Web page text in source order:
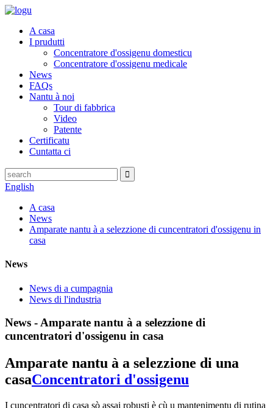
A casa
I prudutti
Concentratore d'ossigenu domesticu
Concentratore d'ossigenu medicale
News
FAQs
Nantu à noi
Tour di fabbrica
Video
Patente
Certificatu
Cuntatta ci
English
A casa
News
Amparate nantu à a selezzione di cuncentratori d'ossigenu in
casa
News
News di a cumpagnia
News di l'industria
News - Amparate nantu à a selezzione di
cuncentratori d'ossigenu in casa
Amparate nantu à a selezzione di una
casaConcentratori d'ossigenu
I cuncentratori di casa sò assai robusti è cù u mantenimentu di rutina